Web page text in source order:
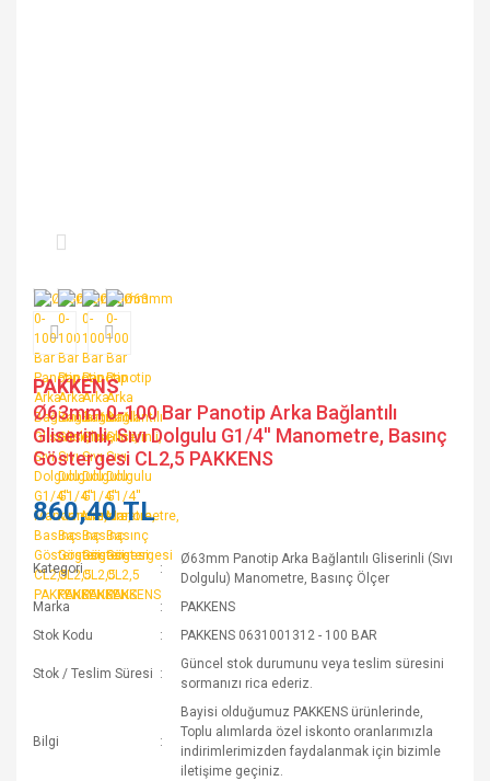
PAKKENS
Ø63mm 0-100 Bar Panotip Arka Bağlantılı
Gliserinli, Sıvı Dolgulu G1/4'' Manometre, Basınç
Göstergesi CL2,5 PAKKENS
860,40 TL
Kategori
Ø63mm Panotip Arka Bağlantılı Gliserinli (Sıvı
Dolgulu) Manometre, Basınç Ölçer
Marka
PAKKENS
Stok Kodu
PAKKENS 0631001312 - 100 BAR
Stok / Teslim Süresi
Güncel stok durumunu veya teslim süresini
sormanızı rica ederiz.
Bilgi
Bayisi olduğumuz PAKKENS ürünlerinde,
Toplu alımlarda özel iskonto oranlarımızla
indirimlerimizden faydalanmak için bizimle
iletişime geçiniz.